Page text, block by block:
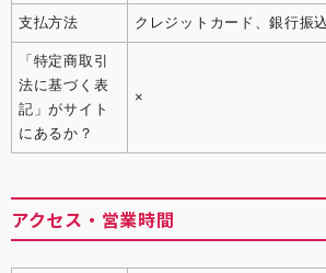
支払方法 クレジットカード、銀行振込
「特定商取引
法に基づく表
記」がサイト
にあるか？
×
アクセス・営業時間